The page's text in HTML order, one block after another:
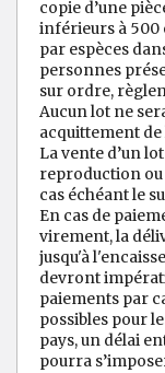
copie d’une
inférieurs à 500
par espèces
personnes
sur ordre,
Aucun lot ne
acquittement
La vente d’un
reproduction
cas échéant le
En cas de
virement, la
jusqu'à
devront
paiements par
possibles pour
pays, un délai
pourra